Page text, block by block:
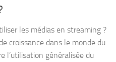
les médias en streaming ?
croissance dans le monde du
l’utilisation généralisée du